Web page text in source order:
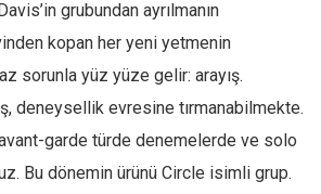
grubundan ayrılmanın
kopan her yeni yetmenin
sorunla yüz yüze gelir: arayış.
deneysellik evresine tırmanabilmekte.
avant-garde türde denemelerde ve solo
Bu dönemin ürünü Circle isimli grup.